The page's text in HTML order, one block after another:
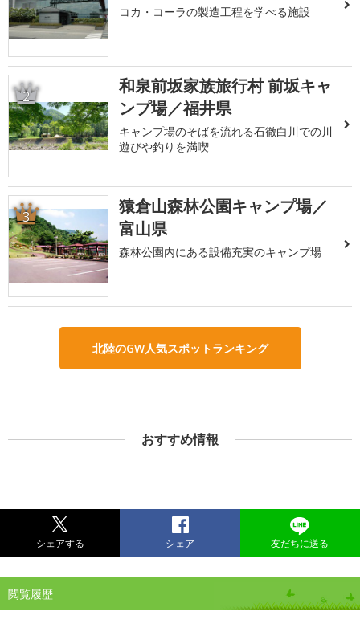
コカ・コーラの製造工程を学べる施設
2
和泉前坂家族旅行村 前坂キャ
ンプ場／福井県
キャンプ場のそばを流れる石徹白川での川
遊びや釣りを満喫
3
猿倉山森林公園キャンプ場／
富山県
森林公園内にある設備充実のキャンプ場
北陸のGW人気スポットランキング
おすすめ情報
シェアする シェア 友だちに送る
閲覧履歴